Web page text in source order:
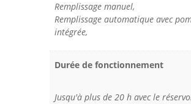
Remplissage manuel,
Remplissage automatique avec
intégrée,
Durée de fonctionnement
Jusqu'à plus de 20 h avec le